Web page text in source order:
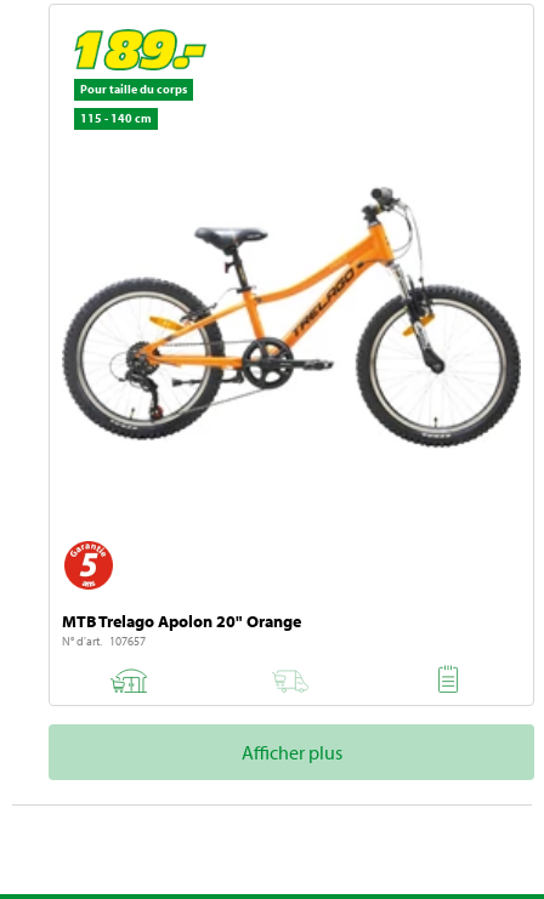
Pour taille du corps
115 - 140 cm
MTB Trelago Apolon 20" Orange
N° d'art. 107657
Afficher plus